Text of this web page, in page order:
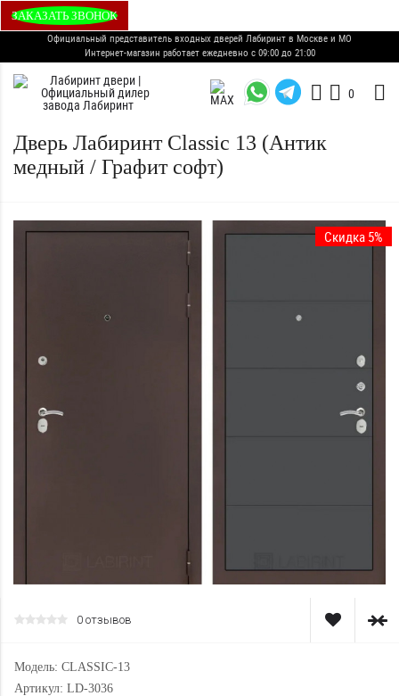
ЗАКАЗАТЬ ЗВОНОК
Официальный представитель входных дверей Лабиринт в Москве и МО
Интернет-магазин работает ежедневно с 09:00 до 21:00
0
Дверь Лабиринт Classic 13 (Антик
медный / Графит софт)
Скидка 5%
0 отзывов
Модель: CLASSIC-13
Артикул: LD-3036